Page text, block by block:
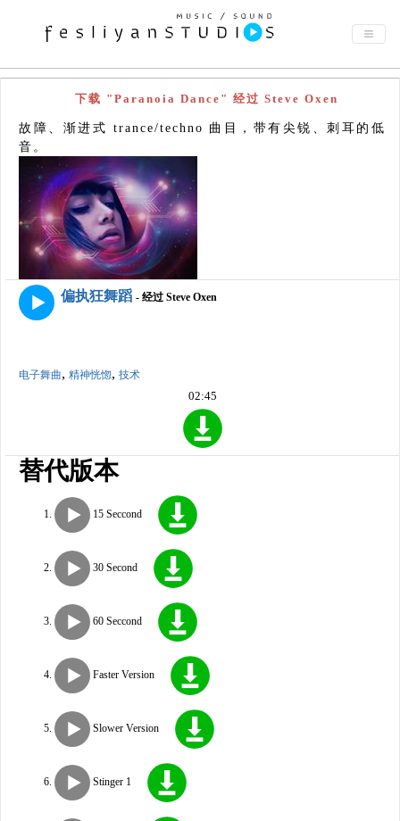
下载 "Paranoia Dance" 经过 Steve Oxen
故障、渐进式 trance/techno 曲目，带有尖锐、刺耳的低
音。
偏执狂舞蹈 - 经过 Steve Oxen
电子舞曲, 精神恍惚, 技术
02:45
替代版本
15 Seccond
30 Second
60 Seccond
Faster Version
Slower Version
Stinger 1